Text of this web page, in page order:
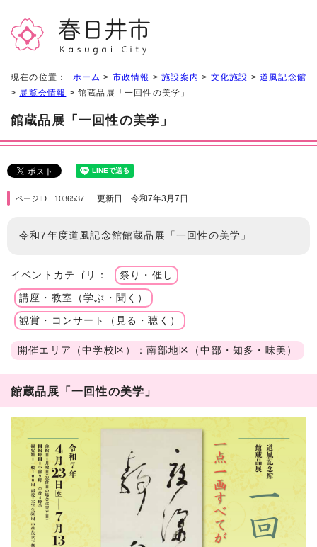
現在の位置： ホーム > 市政情報 >施設案内 > 文化施設 >道風記念館
> 展覧会情報 > 館蔵品展「一回性の美学」
館蔵品展「一回性の美学」
ページID 1036537 更新日 令和7年3月7日
令和7年度道風記念館館蔵品展「一回性の美学」
イベントカテゴリ： 祭り・催し
講座・教室（学ぶ・聞く）
観賞・コンサート（見る・聴く）
開催エリア（中学校区）：南部地区（中部・知多・味美）
館蔵品展「一回性の美学」